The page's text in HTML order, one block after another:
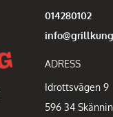
014280102
ADRESS
Idrottsvägen 9
596 34